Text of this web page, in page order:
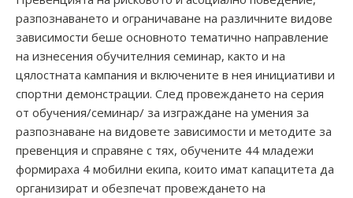
разпознаването и ограничаване на различните видове
зависимости беше основното тематично направление
на изнесения обучителния семинар, както и на
цялостната кампания и включените в нея инициативи и
спортни демонстрации. След провеждането на серия
от обучения/семинар/ за изграждане на умения за
разпознаване на видовете зависимости и методите за
превенция и справяне с тях, обучените 44 младежи
формираха 4 мобилни екипа, които имат капацитета да
организират и обезпечат провеждането на